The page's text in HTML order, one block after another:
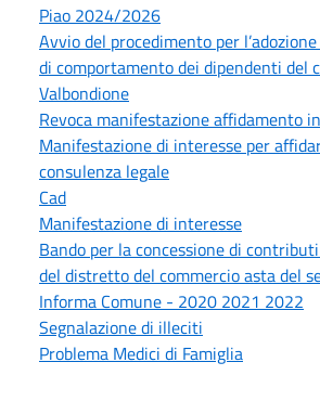
Piao 2024/2026
Avvio del procedimento per
di comportamento dei dipendenti del
Valbondione
Revoca manifestazione affidamento
Manifestazione di interesse per
consulenza legale
Cad
Manifestazione di interesse
Bando per la concessione di
del distretto del commercio asta del
Informa Comune - 2020 2021 2022
Segnalazione di illeciti
Problema Medici di Famiglia